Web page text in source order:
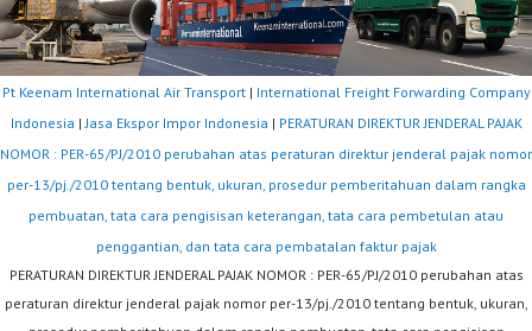
Pt Keenam International Air Transport| International Freight Forwarding Company
Indonesia | Jasa Ekspor Impor Indonesia | PERATURAN DIREKTUR JENDERAL PAJAK
NOMOR : PER-65/PJ/2010 perubahan atas peraturan direktur jenderal pajak nomor
per-13/pj./2010 tentang bentuk, ukuran, prosedur pemberitahuan dalam rangka
pembuatan, tata cara pengisisan keterangan, tata cara pembetulan atau
penggantian, dan tata cara pembatalan faktur pajak
PERATURAN DIREKTUR JENDERAL PAJAK NOMOR : PER-65/PJ/2010 perubahan atas
peraturan direktur jenderal pajak nomor per-13/pj./2010 tentang bentuk, ukuran,